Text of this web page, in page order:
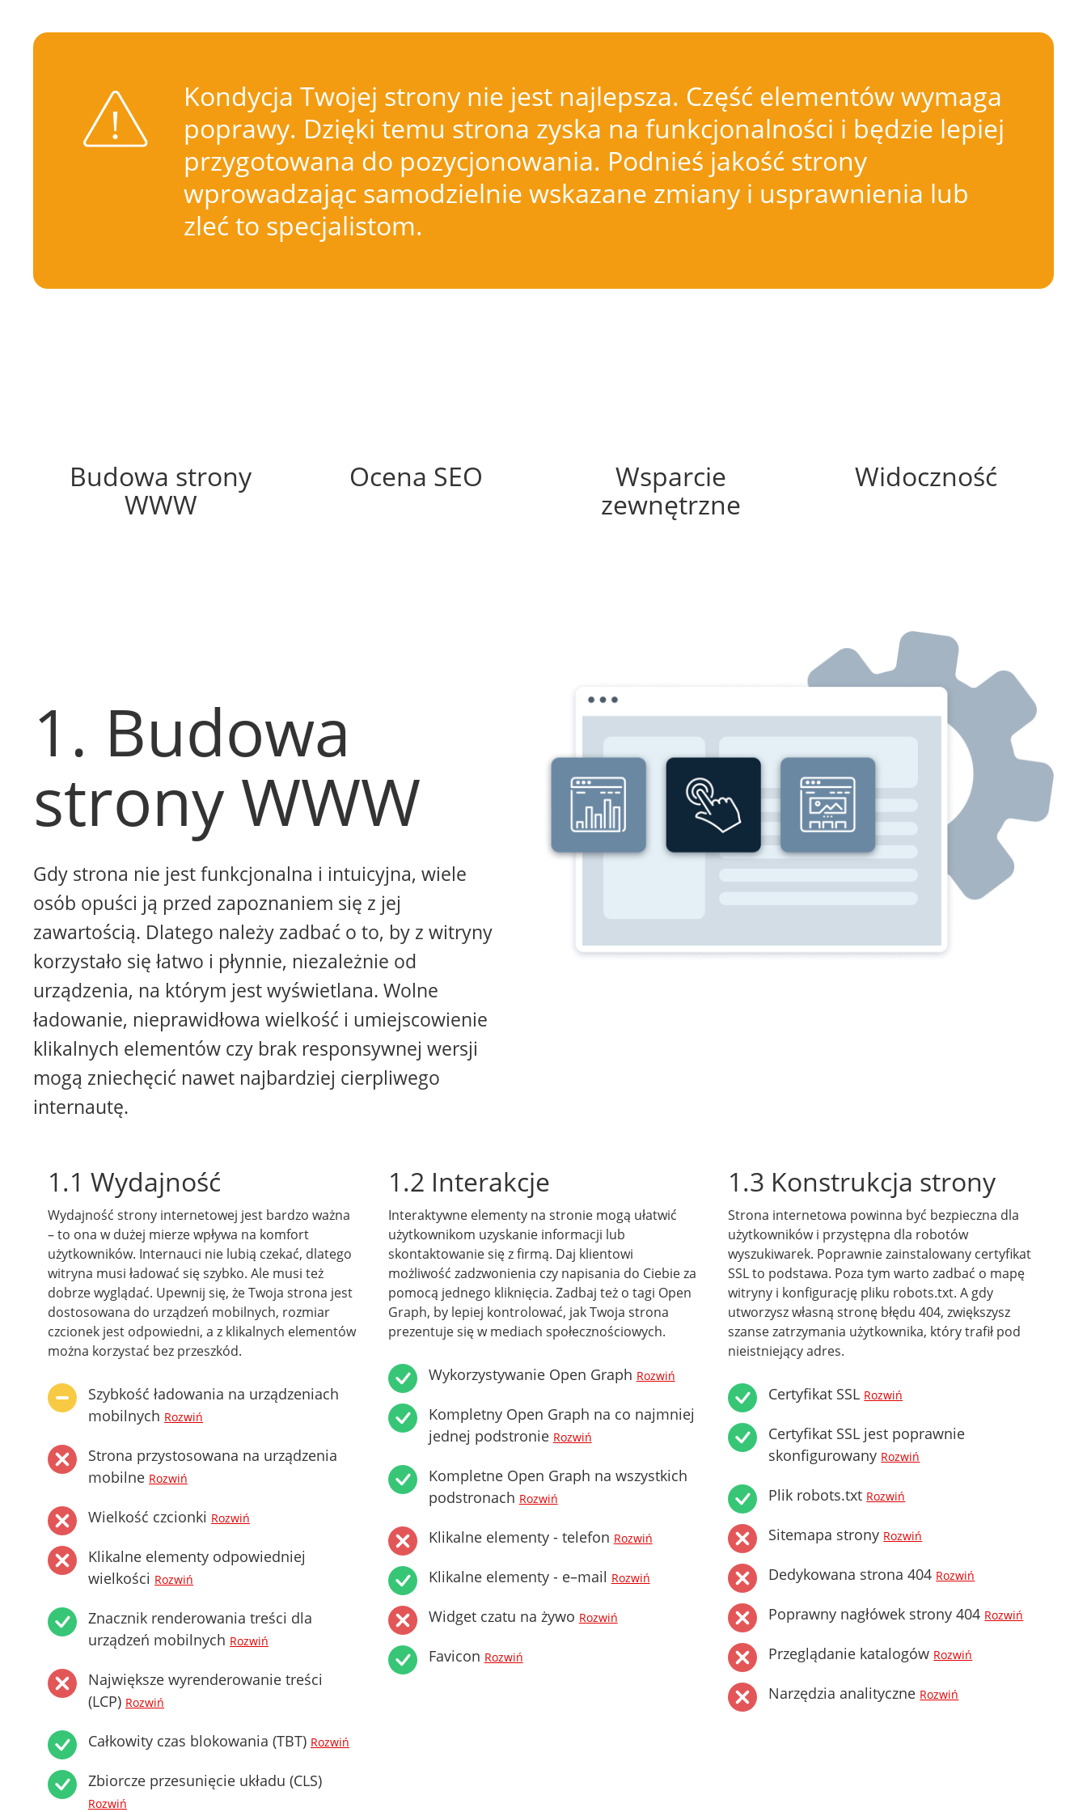
Kondycja Twojej strony nie jest najlepsza. Część elementów wymaga
poprawy. Dzięki temu strona zyska na funkcjonalności i będzie lepiej
przygotowana do pozycjonowania. Podnieś jakość strony
wprowadzając samodzielnie wskazane zmiany i usprawnienia lub
zleć to specjalistom.
Budowa strony
WWW
Ocena SEO
Wsparcie
zewnętrzne
Widoczność
1. Budowa
strony WWW
Gdy strona nie jest funkcjonalna i intuicyjna, wiele
osób opuści ją przed zapoznaniem się z jej
zawartością. Dlatego należy zadbać o to, by z witryny
korzystało się łatwo i płynnie, niezależnie od
urządzenia, na którym jest wyświetlana. Wolne
ładowanie, nieprawidłowa wielkość i umiejscowienie
klikalnych elementów czy brak responsywnej wersji
mogą zniechęcić nawet najbardziej cierpliwego
internautę.
1.1 Wydajność
Wydajność strony internetowej jest bardzo ważna
– to ona w dużej mierze wpływa na komfort
użytkowników. Internauci nie lubią czekać, dlatego
witryna musi ładować się szybko. Ale musi też
dobrze wyglądać. Upewnij się, że Twoja strona jest
dostosowana do urządzeń mobilnych, rozmiar
czcionek jest odpowiedni, a z klikalnych elementów
można korzystać bez przeszkód.
Szybkość ładowania na urządzeniach
mobilnych Rozwiń
Strona przystosowana na urządzenia
mobilne Rozwiń
Wielkość czcionki Rozwiń
Klikalne elementy odpowiedniej
wielkości Rozwiń
Znacznik renderowania treści dla
urządzeń mobilnych Rozwiń
Największe wyrenderowanie treści
(LCP) Rozwiń
Całkowity czas blokowania (TBT) Rozwiń
Zbiorcze przesunięcie układu (CLS)
Rozwiń
1.2 Interakcje
Interaktywne elementy na stronie mogą ułatwić
użytkownikom uzyskanie informacji lub
skontaktowanie się z firmą. Daj klientowi
możliwość zadzwonienia czy napisania do Ciebie za
pomocą jednego kliknięcia. Zadbaj też o tagi Open
Graph, by lepiej kontrolować, jak Twoja strona
prezentuje się w mediach społecznościowych.
Wykorzystywanie Open Graph Rozwiń
Kompletny Open Graph na co najmniej
jednej podstronie Rozwiń
Kompletne Open Graph na wszystkich
podstronach Rozwiń
Klikalne elementy - telefon Rozwiń
Klikalne elementy - e–mail Rozwiń
Widget czatu na żywo Rozwiń
Favicon Rozwiń
1.3 Konstrukcja strony
Strona internetowa powinna być bezpieczna dla
użytkowników i przystępna dla robotów
wyszukiwarek. Poprawnie zainstalowany certyfikat
SSL to podstawa. Poza tym warto zadbać o mapę
witryny i konfigurację pliku robots.txt. A gdy
utworzysz własną stronę błędu 404, zwiększysz
szanse zatrzymania użytkownika, który trafił pod
nieistniejący adres.
Certyfikat SSL Rozwiń
Certyfikat SSL jest poprawnie
skonfigurowany Rozwiń
Plik robots.txt Rozwiń
Sitemapa strony Rozwiń
Dedykowana strona 404 Rozwiń
Poprawny nagłówek strony 404 Rozwiń
Przeglądanie katalogów Rozwiń
Narzędzia analityczne Rozwiń